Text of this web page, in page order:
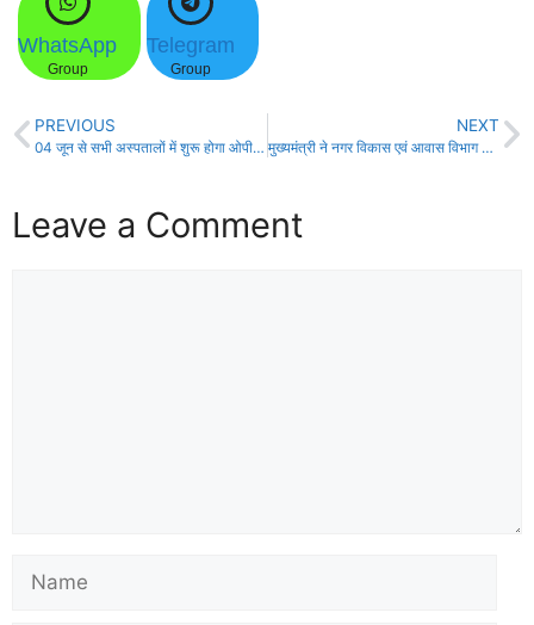
WhatsApp
Group
Telegram
Group
PREVIOUS
04 जून से सभी अस्पतालों में शुरू होगा ओपीडी, गाइडलाइन जारी!
NEXT
मुख्यमंत्री ने नगर विकास एवं आवास विभाग की समीक्षा बैठक की!
Leave a Comment